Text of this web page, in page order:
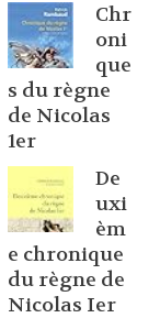
Chr
oni
que
s du règne
de Nicolas
1er
De
uxi
èm
e chronique
du règne de
Nicolas Ier